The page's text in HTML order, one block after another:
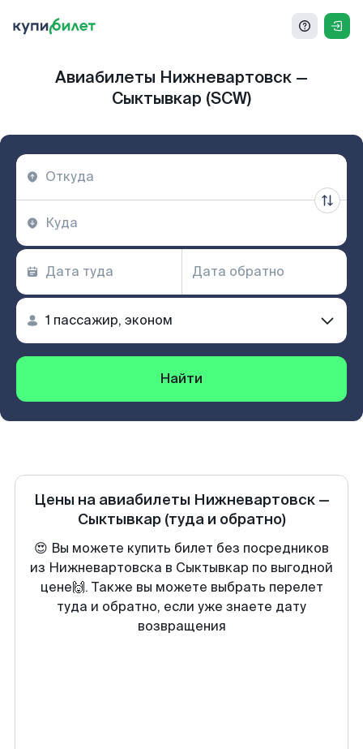
Авиабилеты Нижневартовск —
Сыктывкар (SCW)
Найти
Цены на авиабилеты Нижневартовск—
Сыктывкар (туда и обратно)
😍 Вы можете купить билет без посредников
из Нижневартовска в Сыктывкар по выгодной
цене🙌. Также вы можете выбрать перелет
туда и обратно, если уже знаете дату
возвращения